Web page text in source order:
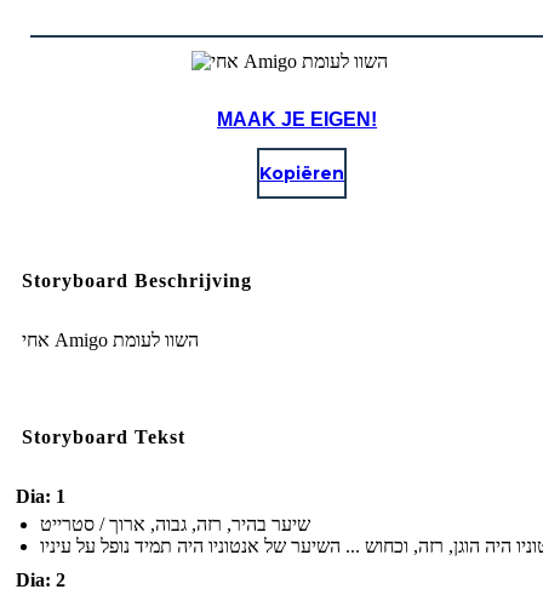
MAAK JE EIGEN!
Kopiëren
Storyboard Beschrijving
אחי Amigo השוו לעומת
Storyboard Tekst
Dia: 1
שיער בהיר, רזה, גבוה, ארוך / סטרייט
Dia: 2